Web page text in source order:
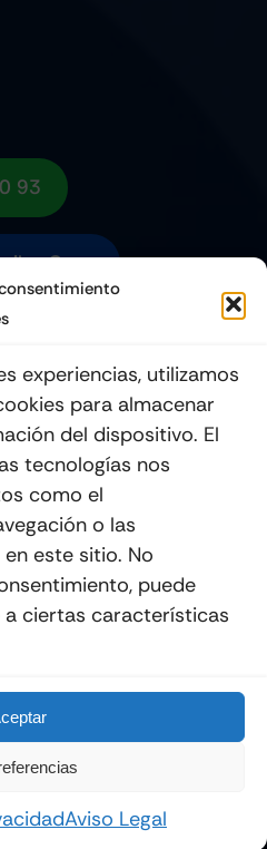
experiencias, utilizamos
para almacenar
del dispositivo. El
tecnologías nos
como el
o las
este sitio. No
puede
ciertas características
Aviso Legal
93
Esquina Creativa
Reservados